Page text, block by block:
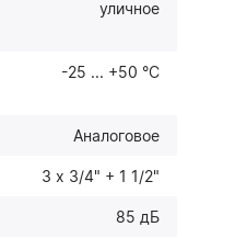
уличное
-25 ... +50 °С
Аналоговое
3 х 3/4" + 1 1/2"
85 дБ